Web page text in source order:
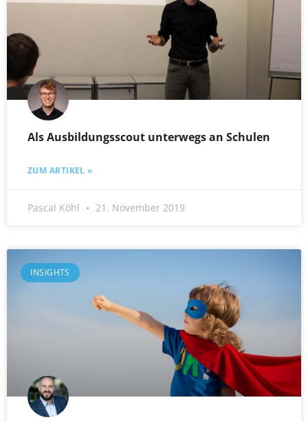
Als Ausbildungsscout unterwegs an Schulen
ZUM ARTIKEL »
Pascal Köhl 21. November 2019
INSIGHTS